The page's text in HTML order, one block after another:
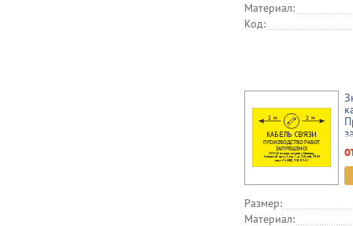
Материал:
Код:
Размер:
Материал: